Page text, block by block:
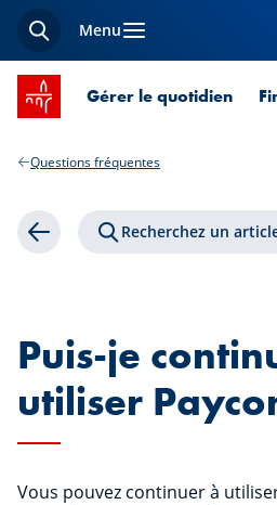
Recherche
Menu
Accueil SPUERKEESS
Gérer le quotidien
Questions fréquentes
Retour Recherchez un
Puis-je
utiliser
Vous pouvez continuer à